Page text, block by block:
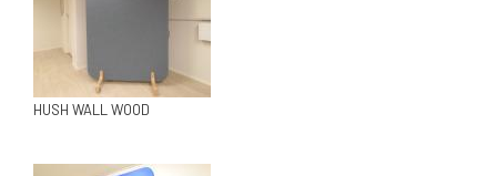
HUSH WALL WOOD